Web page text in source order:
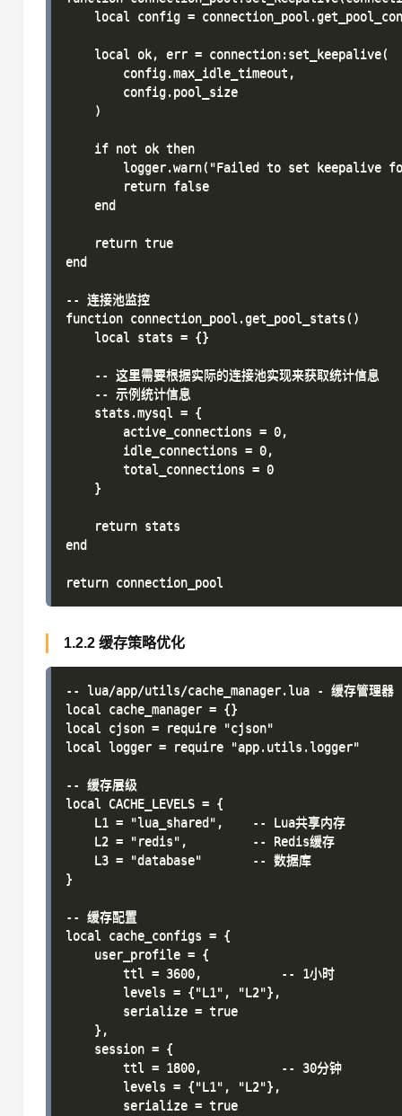
local config =
    local ok, err = connection:set_keepalive(
        config.max_idle_timeout,
        config.pool_size
    )
    if not ok then
logger.warn("Failed to set keepalive
        return false
    end
    return true
end
-- 连接池监控
function connection_pool.get_pool_stats()
    local stats = {}
    -- 这里需要根据实际的连接池实现来获取统计信息
    -- 示例统计信息
    stats.mysql = {
        active_connections = 0,
        idle_connections = 0,
        total_connections = 0
    }
    return stats
end
1.2.2 缓存策略优化
-- lua/app/utils/cache_manager.lua - 缓存管理器
local cache_manager = {}
local cjson = require "cjson"
local logger = require "app.utils.logger"
-- 缓存层级
local CACHE_LEVELS = {
    L1 = "lua_shared",    -- Lua共享内存
    L2 = "redis",         -- Redis缓存
    L3 = "database"       -- 数据库
}
-- 缓存配置
local cache_configs = {
    user_profile = {
        ttl = 3600,           -- 1小时
        levels = {"L1", "L2"},
        serialize = true
    },
    session = {
        ttl = 1800,           -- 30分钟
        levels = {"L1", "L2"},
        serialize = true